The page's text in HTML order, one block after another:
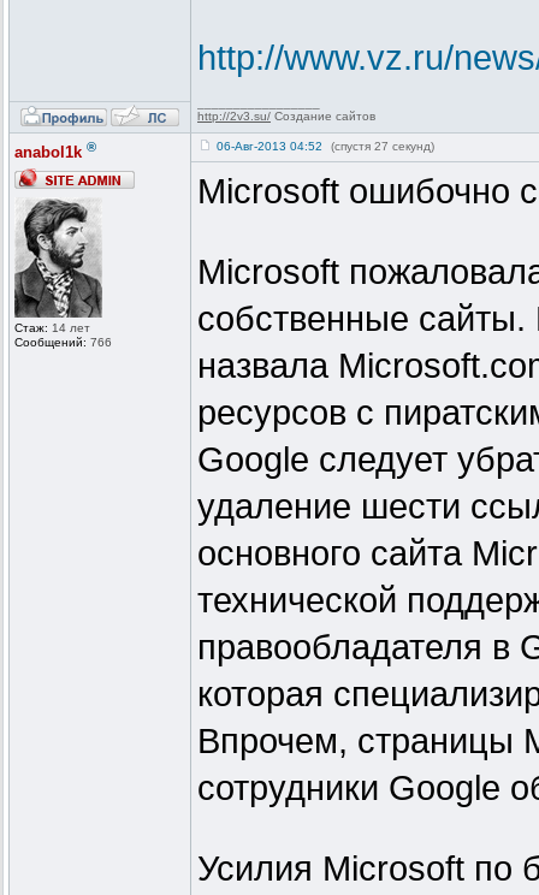
http://www.vz.ru/
http://2v3.su/ Создание сайтов
anabol1k ®
Стаж: 14 лет
Сообщений: 766
06-Авг-2013 04:52 (спустя 27 секунд)
Microsoft ошибочно
Microsoft
собственные
назвала
ресурсов с
Google следует
удаление шести
основного сайта
технической
правообладателя в
которая
Впрочем, страницы
сотрудники Google
Усилия Microsoft по